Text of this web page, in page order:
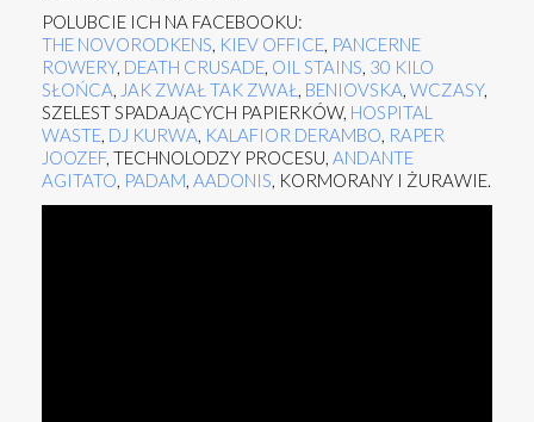
POLUBCIE ICH NA FACEBOOKU:
THE NOVORODKENS, KIEV OFFICE, PANCERNE
ROWERY, DEATH CRUSADE, OIL STAINS, 30 KILO
SŁOŃCA, JAK ZWAŁ TAK ZWAŁ, BENIOVSKA, WCZASY,
SZELEST SPADAJĄCYCH PAPIERKÓW, HOSPITAL
WASTE, DJ KURWA, KALAFIOR DERAMBO, RAPER
JOOZEF, TECHNOLODZY PROCESU, ANDANTE
AGITATO, PADAM, AADONIS, KORMORANY I ŻURAWIE.